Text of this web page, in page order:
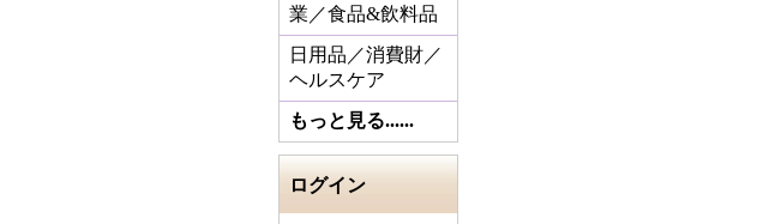
業／食品&飲料品
日用品／消費財／
ヘルスケア
もっと見る......
ログイン